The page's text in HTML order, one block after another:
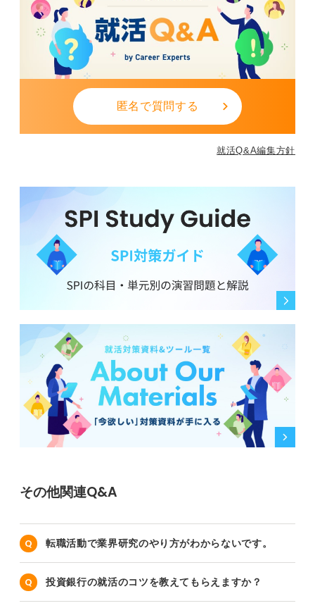
匿名で質問する
就活Q&A編集方針
その他関連Q&A
転職活動で業界研究のやり方がわからないです。
投資銀行の就活のコツを教えてもらえますか？